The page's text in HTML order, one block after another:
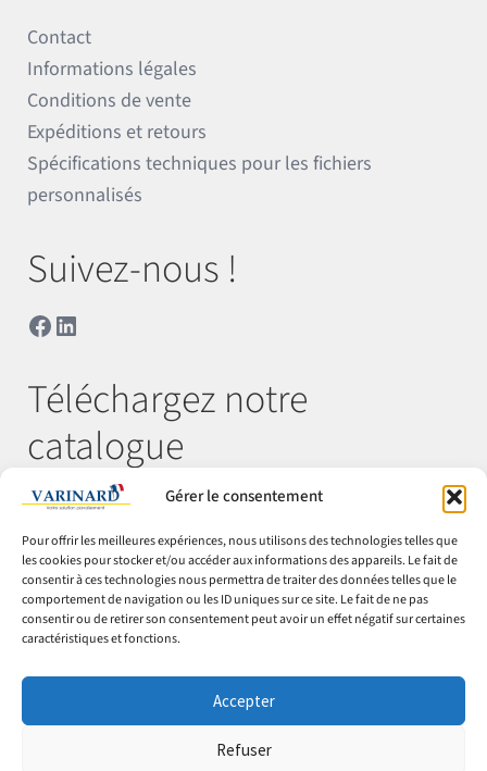
Gérer le consentement
Pour offrir les meilleures expériences, nous utilisons des technologies telles que
les cookies pour stocker et/ou accéder aux informations des appareils. Le fait de
consentir à ces technologies nous permettra de traiter des données telles que le
comportement de navigation ou les ID uniques sur ce site. Le fait de ne pas
consentir ou de retirer son consentement peut avoir un effet négatif sur certaines
caractéristiques et fonctions.
Accepter
Refuser
Contact
Informations légales
Conditions de vente
Expéditions et retours
Spécifications techniques pour les fichiers
personnalisés
Suivez-nous !
Facebook
LinkedIn
Téléchargez notre
catalogue
© Varinard 2026